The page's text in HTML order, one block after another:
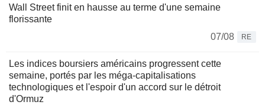
Wall Street finit en hausse au terme d'une semaine
florissante
07/08
RE
Les indices boursiers américains progressent cette
semaine, portés par les méga-capitalisations
technologiques et l'espoir d'un accord sur le détroit
d'Ormuz